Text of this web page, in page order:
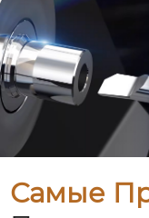
Самые